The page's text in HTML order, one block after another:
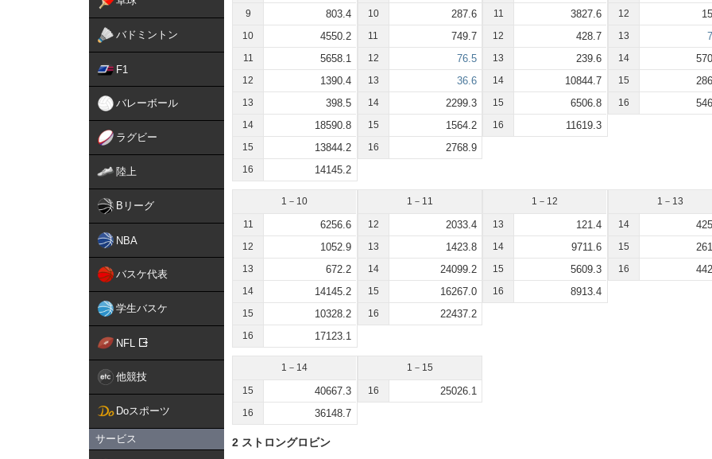
バドミントン
F1
バレーボール
ラグビー
陸上
Bリーグ
NBA
バスケ代表
学生バスケ
NFL
他競技
Doスポーツ
サービス
9 803.4
10 4550.2
11 5658.1
12 1390.4
13 398.5
14 18590.8
15 13844.2
16 14145.2
10 287.6
11 749.7
12 76.5
13 36.6
14 2299.3
15 1564.2
16 2768.9
11 3827.6
12 428.7
13 239.6
14 10844.7
15 6506.8
16 11619.3
12
13
14
15
16
1－10
11 6256.6
12 1052.9
13 672.2
14 14145.2
15 10328.2
16 17123.1
1－11
12 2033.4
13 1423.8
14 24099.2
15 16267.0
16 22437.2
1－12
13 121.4
14 9711.6
15 5609.3
16 8913.4
1－13
14
15
16
1－14
15 40667.3
16 36148.7
1－15
16 25026.1
2 ストロングロビン